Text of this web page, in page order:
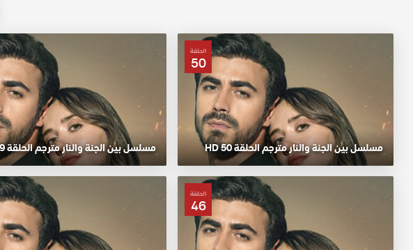
الحلقة
50
مسلسل بين الجنة والنار مترجم الحلقة 50 HD مسلسل بين الجنة والنار مترجم الحلقة 49 HD
الحلقة
46